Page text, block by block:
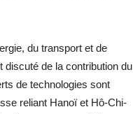
du transport et de
discuté de la contribution du
de technologies sont
reliant Hanoï et Hô-Chi-